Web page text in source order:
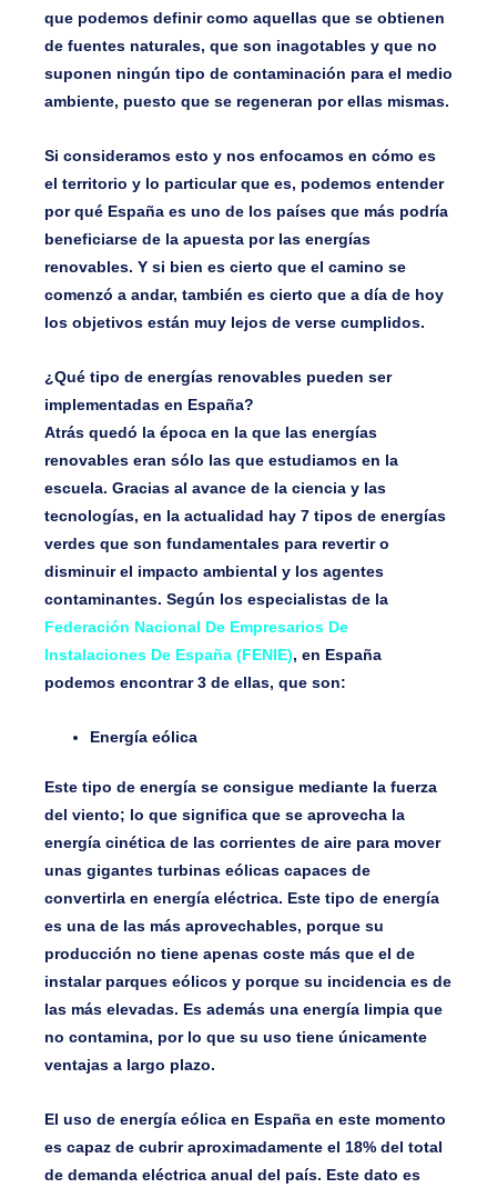
que podemos definir como aquellas que se obtienen
de fuentes naturales, que son inagotables y que no
suponen ningún tipo de contaminación para el medio
ambiente, puesto que se regeneran por ellas mismas.
Si consideramos esto y nos enfocamos en cómo es
el territorio y lo particular que es, podemos entender
por qué España es uno de los países que más podría
beneficiarse de la apuesta por las energías
renovables. Y si bien es cierto que el camino se
comenzó a andar, también es cierto que a día de hoy
los objetivos están muy lejos de verse cumplidos.
¿Qué tipo de energías renovables pueden ser
implementadas en España?
Atrás quedó la época en la que las energías
renovables eran sólo las que estudiamos en la
escuela. Gracias al avance de la ciencia y las
tecnologías, en la actualidad hay 7 tipos de energías
verdes que son fundamentales para revertir o
disminuir el impacto ambiental y los agentes
contaminantes. Según los especialistas de la
Federación Nacional De Empresarios De
Instalaciones De España (FENIE), en España
podemos encontrar 3 de ellas, que son:
Energía eólica
Este tipo de energía se consigue mediante la fuerza
del viento; lo que significa que se aprovecha la
energía cinética de las corrientes de aire para mover
unas gigantes turbinas eólicas capaces de
convertirla en energía eléctrica. Este tipo de energía
es una de las más aprovechables, porque su
producción no tiene apenas coste más que el de
instalar parques eólicos y porque su incidencia es de
las más elevadas. Es además una energía limpia que
no contamina, por lo que su uso tiene únicamente
ventajas a largo plazo.
El uso de energía eólica en España en este momento
es capaz de cubrir aproximadamente el 18% del total
de demanda eléctrica anual del país. Este dato es